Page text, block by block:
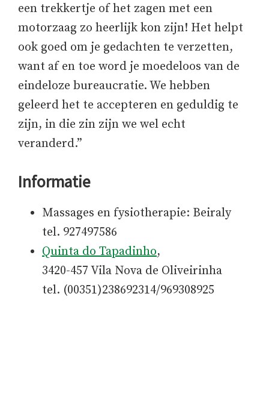
een trekkertje of het zagen met een
motorzaag zo heerlijk kon zijn! Het helpt
ook goed om je gedachten te verzetten,
want af en toe word je moedeloos van de
eindeloze bureaucratie. We hebben
geleerd het te accepteren en geduldig te
zijn, in die zin zijn we wel echt
veranderd.”
Informatie
Massages en fysiotherapie: Beiraly
tel. 927497586
Quinta do Tapadinho,
3420-457 Vila Nova de Oliveirinha
tel. (00351)238692314/969308925